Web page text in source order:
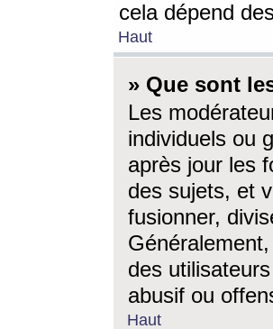
cela dépend
Haut
» Que sont
Les
individuels ou
après jour les
des sujets, et
fusionner,
des
abusif ou
Haut